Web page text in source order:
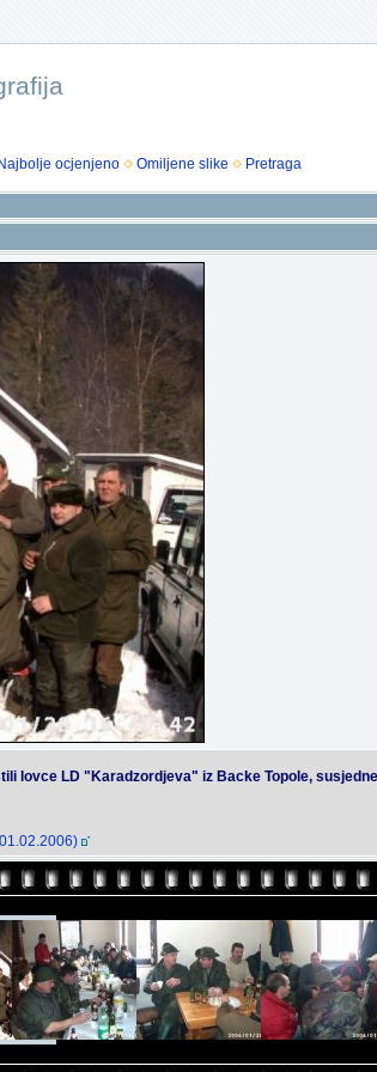
Najbolje ocjenjeno Omiljene slike Pretraga
lovce LD "Karadzordjeva" iz Backe Topole,